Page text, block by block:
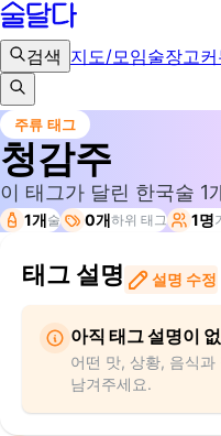
검색 지도/모임술장고
주류 태그
청감주
이 태그가 달린 한국술 1
1개술 0개하위 태그 1명
태그 설명 설명 수정
아직 태그 설명이
어떤 맛, 상황, 음식
남겨주세요.